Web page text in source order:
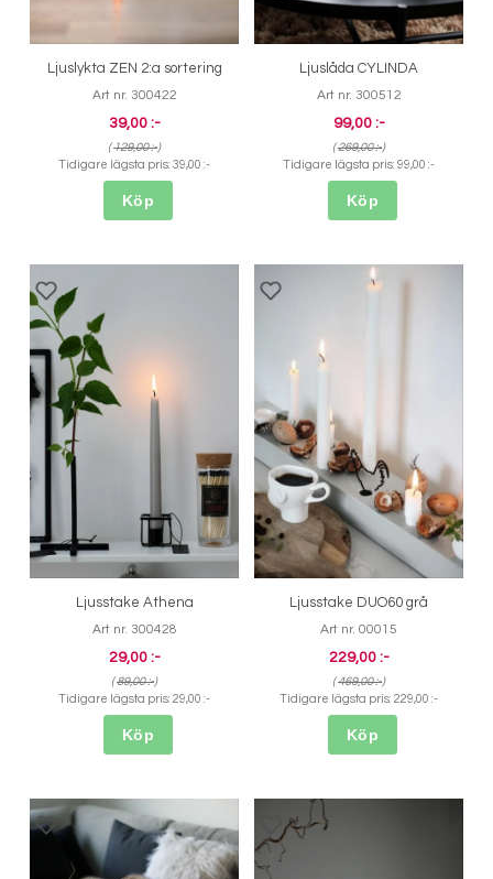
Ljuslykta ZEN 2:a sortering
Art nr. 300422
39,00 :-
(129,00 :-)
Tidigare lägsta pris: 39,00 :-
Köp
Ljuslåda CYLINDA
Art nr. 300512
99,00 :-
(269,00 :-)
Tidigare lägsta pris: 99,00 :-
Köp
Ljusstake Athena
Art nr. 300428
29,00 :-
(89,00 :-)
Tidigare lägsta pris: 29,00 :-
Köp
Ljusstake DUO60 grå
Art nr. 00015
229,00 :-
(469,00 :-)
Tidigare lägsta pris: 229,00 :-
Köp